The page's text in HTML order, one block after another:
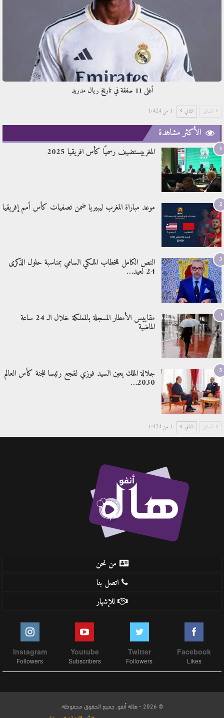
أغلى 11 صفقة في تاريخ ريال مدريد
السابق التالي 1 من 1٬424
الأكثر مشاهدة
1 المغربيستضيف رسميًا كأس افريقيا 2025
2 موعد مباراة المغرب ليبيريا ضمن تصفيات كأس أمم إفريقيا
3 النص الكامل للخطاب الملكي السامي بمناسبة حلول الذكرى
24 لعيد…
4 مقاييس الأمطار المسجلة بالمملكة خلال الـ 24 ساعة
الماضية
5 جلالة الملك يعين السيد فوزي لقجع رئيسا للجنة كأس العالم
2030…
السابق التالي 1 من 1٬424
من نحن
اتصل بنا
للإشهار
Facebook
Likes
Twitter
Followers
Youtube
Subscribers
Instagram
Followers
© 2026 - هالة أنفو. جميع الحقوق محفوظة.